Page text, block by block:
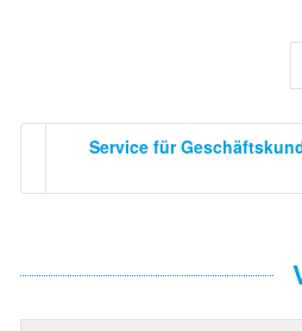
Service für